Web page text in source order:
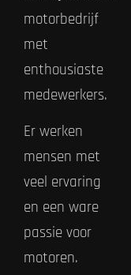
motorbedrijf
met
enthousiaste
medewerkers.
Er werken
mensen met
veel ervaring
en een ware
passie voor
motoren.